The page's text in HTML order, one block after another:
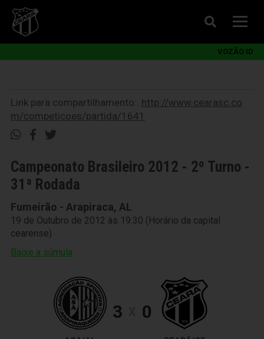
VOZÃO ID
Link para compartilhamento:: http://www.cearasc.co
m/competicoes/partida/1641
Campeonato Brasileiro 2012 - 2º Turno -
31ª Rodada
Fumeirão - Arapiraca, AL
19 de Outubro de 2012 às 19:30 (Horário da capital
cearense)
Baixe a súmula
3 0